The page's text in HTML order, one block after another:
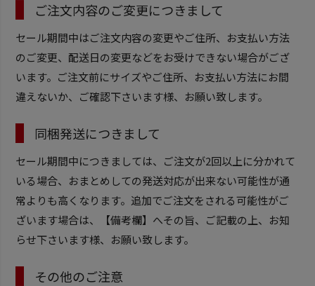
ご注文内容のご変更につきまして
セール期間中はご注文内容の変更やご住所、お支払い方法
のご変更、配送日の変更などをお受けできない場合がござ
います。ご注文前にサイズやご住所、お支払い方法にお間
違えないか、ご確認下さいます様、お願い致します。
同梱発送につきまして
セール期間中につきましては、ご注文が2回以上に分かれて
いる場合、おまとめしての発送対応が出来ない可能性が通
常よりも高くなります。追加でご注文をされる可能性がご
ざいます場合は、【備考欄】へその旨、ご記載の上、お知
らせ下さいます様、お願い致します。
その他のご注意